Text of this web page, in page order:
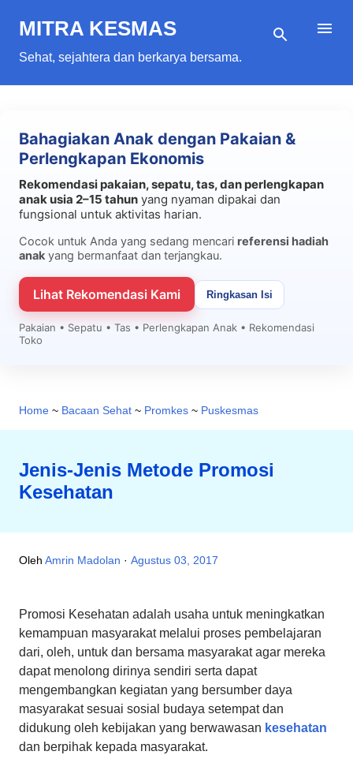
Langsung ke konten utama
MITRA KESMAS
Sehat, sejahtera dan berkarya bersama.
Bahagiakan Anak dengan Pakaian &
Perlengkapan Ekonomis
Rekomendasi pakaian, sepatu, tas, dan perlengkapan
anak usia 2–15 tahun yang nyaman dipakai dan
fungsional untuk aktivitas harian.
Cocok untuk Anda yang sedang mencari referensi hadiah
anak yang bermanfaat dan terjangkau.
Lihat Rekomendasi Kami Ringkasan Isi
Pakaian • Sepatu • Tas • Perlengkapan Anak • Rekomendasi
Toko
Home ~ Bacaan Sehat ~ Promkes ~ Puskesmas
Jenis-Jenis Metode Promosi
Kesehatan
Oleh Amrin Madolan Agustus 03, 2017
Promosi Kesehatan adalah usaha untuk meningkatkan
kemampuan masyarakat melalui proses pembelajaran
dari, oleh, untuk dan bersama masyarakat agar mereka
dapat menolong dirinya sendiri serta dapat
mengembangkan kegiatan yang bersumber daya
masyarakat sesuai sosial budaya setempat dan
didukung oleh kebijakan yang berwawasan kesehatan
dan berpihak kepada masyarakat.